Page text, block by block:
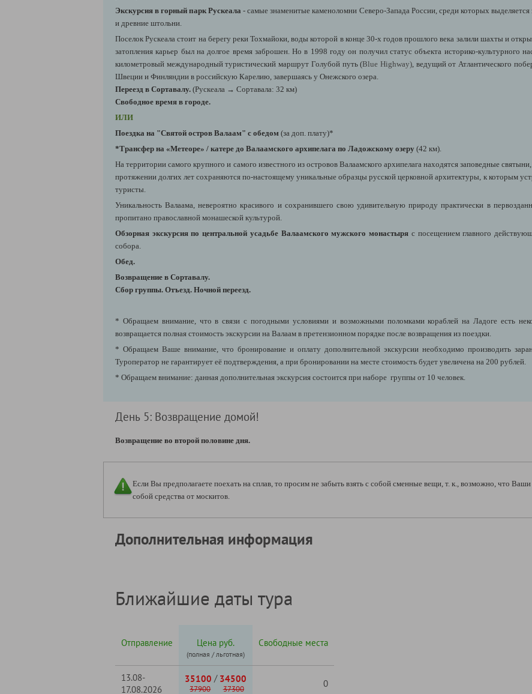
Экскурсия в горный парк Рускеала - самые знаменитые каменоломни Северо-Запада России, среди которых
и древние штольни.
Поселок Рускеала стоит на берегу реки Тохмайоки, воды которой в конце 30-х годов прошлого века залили шахты и
затопления карьер был на долгое время заброшен. Но в 1998 году он получил статус объекта историко-культурного
километровый международный туристический маршрут Голубой путь (Blue Highway), ведущий от Атлантического
Швеции и Финляндии в российскую Карелию, завершаясь у Онежского озера.
Переезд в Сортавалу. (Рускеала → Сортавала: 32 км)
Свободное время в городе.
ИЛИ
Поездка на "Святой остров Валаам" с обедом (за доп. плату)*
*Трансфер на «Метеоре» / катере до Валаамского архипелага по Ладожскому озеру (42 км).
На территории самого крупного и самого известного из островов Валаамского архипелага находятся заповедные
протяжении долгих лет сохраняются по-настоящему уникальные образцы русской церковной архитектуры, к которым
туристы.
Уникальность Валаама, невероятно красивого и сохранившего свою удивительную природу практически в
пропитано православной монашеской культурой.
Обзорная экскурсия по центральной усадьбе Валаамского мужского монастыря с посещением главного
собора.
Обед.
Возвращение в Сортавалу.
Сбор группы. Отъезд. Ночной переезд.
* Обращаем внимание, что в связи с погодными условиями и возможными поломками кораблей на Ладоге есть
возвращается полная стоимость экскурсии на Валаам в претензионном порядке после возвращения из поездки.
* Обращаем Ваше внимание, что бронирование и оплату дополнительной экскурсии необходимо производить
Туроператор не гарантирует её подтверждения, а при бронировании на месте стоимость будет увеличена на 200 рублей.
* Обращаем внимание: данная дополнительная экскурсия состоится при наборе группы от 10 человек.
День 5: Возвращение домой!
Возвращение во второй половине дня.
Если Вы предполагаете поехать на сплав, то просим не забыть взять с собой сменные вещи, т. к., возможно, что
собой средства от москитов.
Дополнительная информация
Ближайшие даты тура
Отправление Цена руб.
(полная / льготная)
Свободные места
13.08-
17.08.2026
35100 / 34500
37900 37300 0